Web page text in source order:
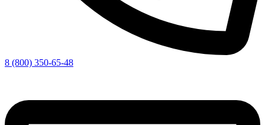
8 (800) 350-65-48